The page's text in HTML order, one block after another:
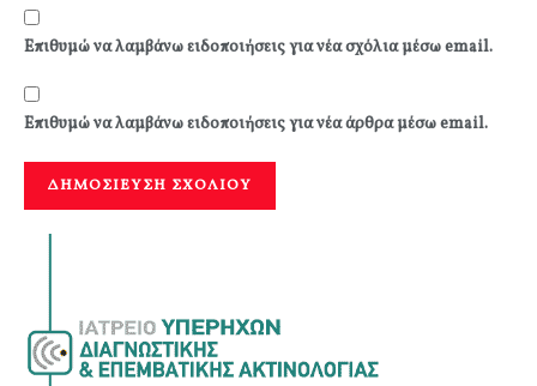
Επιθυμώ να λαμβάνω ειδοποιήσεις για νέα σχόλια μέσω email.
Επιθυμώ να λαμβάνω ειδοποιήσεις για νέα άρθρα μέσω email.